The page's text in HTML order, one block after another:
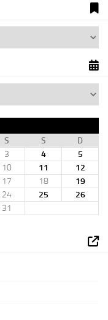
S S
D
3 4
5
10 11
12
17 18
19
24 25
26
31